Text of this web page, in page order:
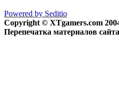
Powered by Seditio
Copyright © XTgamers.com
Перепечатка материалов